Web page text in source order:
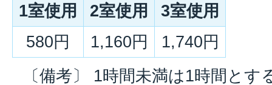
1室使用
2室使用
3室使用
580円
1,160円
1,740円
〔備考〕 1時間未満は1時間とす